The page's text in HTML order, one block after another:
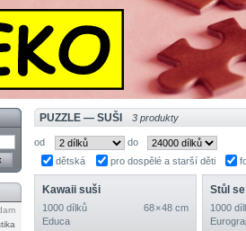
PUZZLE — SUŠI 3 produkty
od
do
dětská
pro dospělé a starší děti
Kawaii suši
1000 dílků
68 × 48 cm
Educa
Stůl
1000